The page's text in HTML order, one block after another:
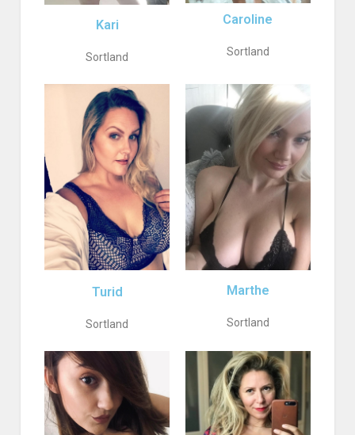
Kari
Sortland
Caroline
Sortland
Turid
Sortland
Marthe
Sortland